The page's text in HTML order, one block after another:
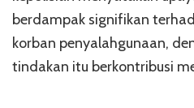
berdampak signifikan
korban penyalahgunaan,
tindakan itu berkontribusi